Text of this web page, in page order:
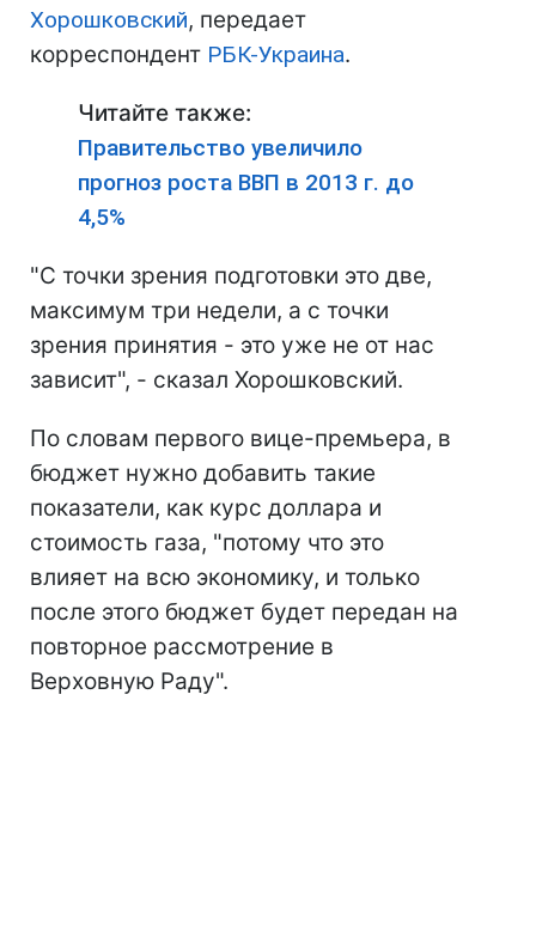
Хорошковский, передает
корреспондент РБК-Украина.
Читайте также:
Правительство увеличило
прогноз роста ВВП в 2013 г. до
4,5%
"С точки зрения подготовки это две,
максимум три недели, а с точки
зрения принятия - это уже не от нас
зависит", - сказал Хорошковский.
По словам первого вице-премьера, в
бюджет нужно добавить такие
показатели, как курс доллара и
стоимость газа, "потому что это
влияет на всю экономику, и только
после этого бюджет будет передан на
повторное рассмотрение в
Верховную Раду".